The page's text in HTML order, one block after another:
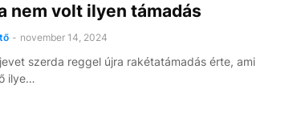
nem volt ilyen támadás
- november 14, 2024
szerda reggel újra rakétatámadás érte, ami
ilye…